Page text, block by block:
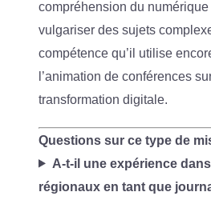
compréhension du
vulgariser des sujets
compétence qu’il utilise
l’animation de conférences
transformation digitale.
Questions sur ce type de
A-t-il une expérience
régionaux en tant que